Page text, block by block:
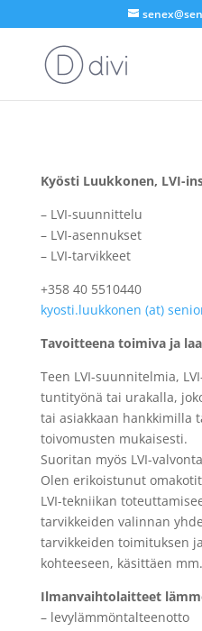
Kyösti Luukkonen, LVI-
– LVI-suunnittelu
– LVI-asennukset
– LVI-tarvikkeet
+358 40 5510440
kyosti.luukkonen (at)
Tavoitteena toimiva ja
Teen LVI-suunnitelmia,
tuntityönä tai urakalla,
tai asiakkaan hankkimilla
toivomusten mukaisesti.
Suoritan myös LVI-
Olen erikoistunut
LVI-tekniikan
tarvikkeiden valinnan
tarvikkeiden toimituksen
kohteeseen, käsittäen
Ilmanvaihtolaitteet
– levylämmöntalteenotto